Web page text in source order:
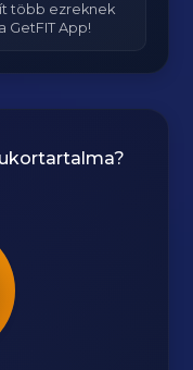
több ezreknek
GetFIT App!